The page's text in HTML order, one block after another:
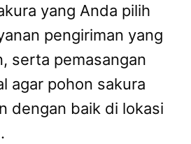
yang Anda pilih
pengiriman yang
serta pemasangan
agar pohon sakura
dengan baik di lokasi